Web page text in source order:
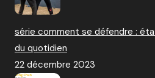
série comment se défendre :
du quotidien
22 décembre 2023